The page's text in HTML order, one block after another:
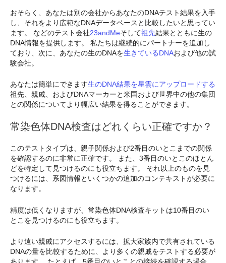
おそらく、あなたは別の会社からあなたのDNAテスト結果を入手
し、それをより広範なDNAデータベースと比較したいと思ってい
ます。 などのテスト会社23andMeそして祖先結果とともに生の
DNA情報を提供します。 私たちは継続的にパートナーを追加し
ており、次に、あなたの生のDNAを生きているDNAおよび他の試
験会社。
あなたは簡単にできます生のDNA結果を星雲にアップロードする
祖先、親戚、およびDNAマーカーと米国および世界中の他の集団
との関係についてより幅広い結果を得ることができます。
常染色体DNA検査はどれくらい正確ですか？
このテストタイプは、親子関係および2番目のいとこまでの関係
を確認するのに非常に正確です。 また、3番目のいとこのほとん
どを特定して見つけるのにも役立ちます。 それ以上のものを見
つけるには、系図情報といくつかの追加のコンテキストが必要に
なります。
精度は低くなりますが、常染色体DNA検査キットは10番目のい
とこを見つけるのにも役立ちます。
より遠い親戚にアクセスするには、拡大家族内で共有されている
DNAの量を比較するために、より多くの親戚をテストする必要が